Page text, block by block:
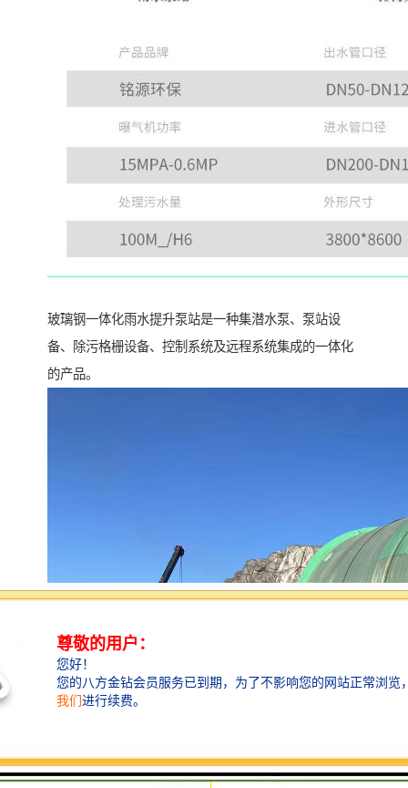
玻璃钢一体化雨水提升泵站是一种集潜水泵、泵站设
备、除污格栅设备、控制系统及远程系统集成的一体化
的产品。